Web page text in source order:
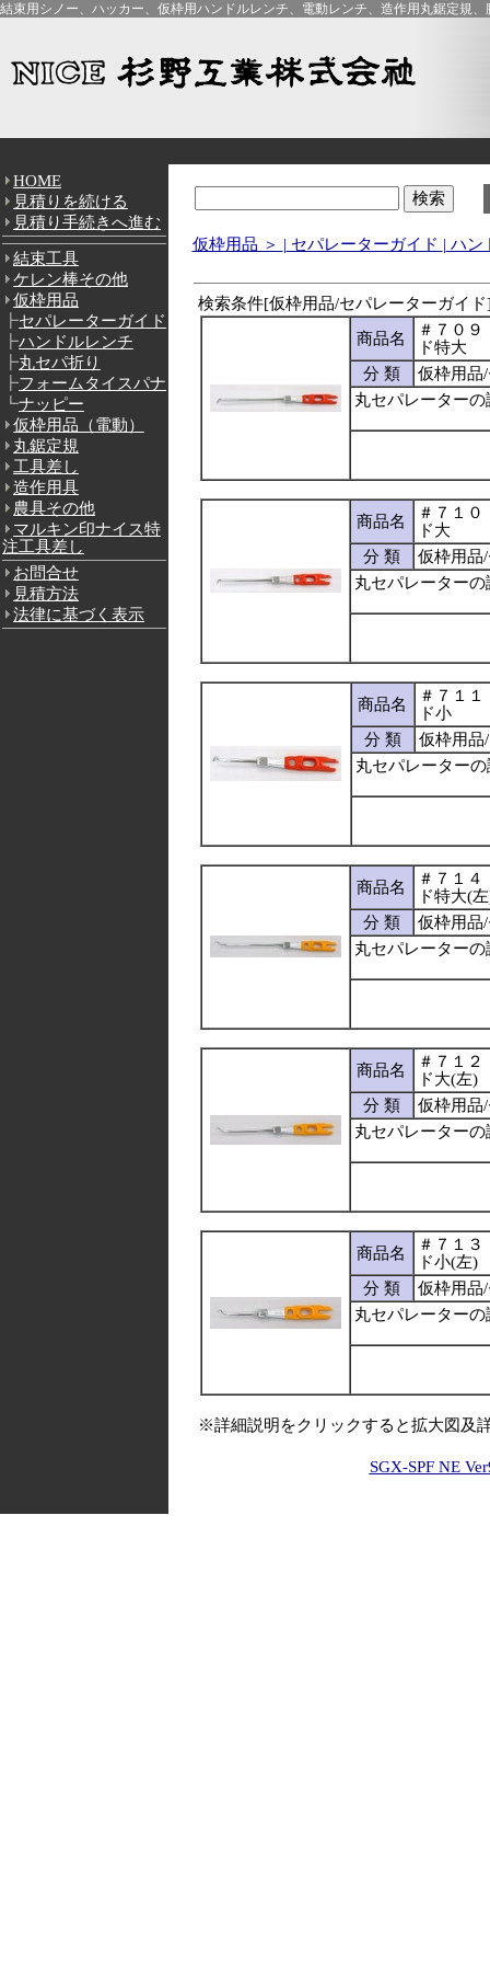
結束用シノー、ハッカー、仮枠用ハンドルレンチ、電動レンチ、造作用丸鋸定規
HOME
見積りを続ける
見積り手続きへ進む
結束工具
ケレン棒その他
仮枠用品
┣セパレーターガイド
┣ハンドルレンチ
┣丸セパ折り
┣フォームタイスパナ
┗ナッピー
仮枠用品（電動）
丸鋸定規
工具差し
造作用具
農具その他
マルキン印ナイス特
注工具差し
お問合せ
見積方法
法律に基づく表示
仮枠用品 ＞ | セパレーターガイド | ハン
検索条件[仮枠用品/セパレーターガイ
商品名
＃７０
ド特大
分 類
仮枠用品
丸セパレーターの
商品名
＃７１
ド大
分 類
仮枠用品
丸セパレーターの
商品名
＃７１
ド小
分 類
仮枠用品
丸セパレーター
商品名
＃７１
ド特大(
分 類
仮枠用品
丸セパレーターの
商品名
＃７１
ド大(左)
分 類
仮枠用品
丸セパレーターの
商品名
＃７１
ド小(左)
分 類
仮枠用品
丸セパレーターの
※詳細説明をクリックすると拡大図及
SGX-SPF NE